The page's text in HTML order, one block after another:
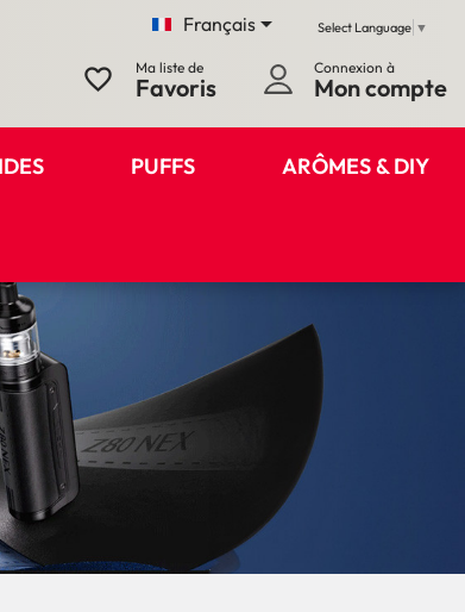
Français Select Language ▼
favorite_border Ma liste de
Favoris
Connexion à
Mon compte
PUFFS ARÔMES & DIY